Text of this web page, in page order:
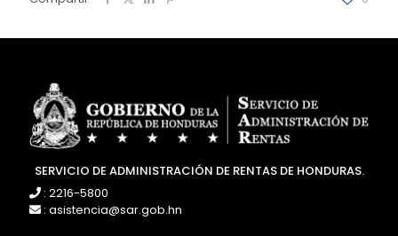
SERVICIO DE ADMINISTRACIÓN DE RENTAS DE HONDURAS.
: 2216-5800
: asistencia@sar.gob.hn